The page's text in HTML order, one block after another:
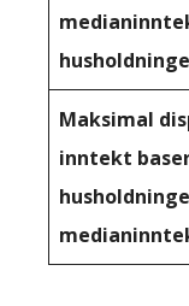
Maksimal
inntekt